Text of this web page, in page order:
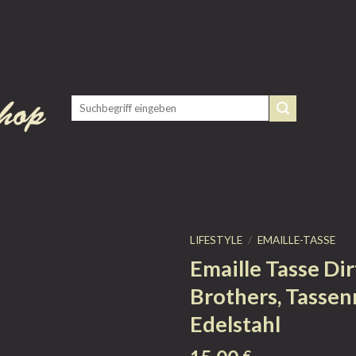
LIFESTYLE / EMAILLE-TASSE
Emaille Tasse
Brothers,
Edelstahl